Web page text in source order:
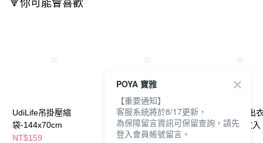
🔻你可能會喜歡
UdiLife吊掛壓縮
袋-144x70cm
NT$159
UdiLife吊掛壓縮
袋-100x70cm
NT$129
樂品手捲式外出
縮袋組合款3枚入
POYA 寶雅
【重要通知】
客服系統將於8/17更新，
為保障留言資訊可保留查詢，請先
登入會員帳號留言。